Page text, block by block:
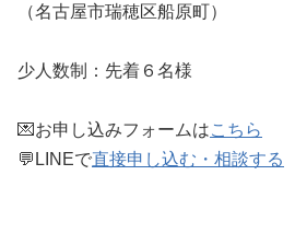
（名古屋市瑞穂区船原町）
少人数制：先着６名様
💌お申し込みフォームはこちら
💬LINEで直接申し込む・相談する